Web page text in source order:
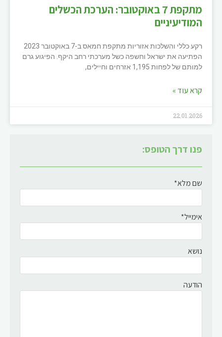
מתקפת 7 באוקטובר: הערכת הכשלים
המודיעיניים
רקע כללי והשלכות אזוריות מתקפת חמאס ב-7 באוקטובר 2023
הפתיעה את ישראל וחשפה כשל מערכתי רחב היקף. הפיגוע גרם
למותם של לפחות 1,195 אזרחים וחיילים,
קרא עוד »
22.01.2026
פנו דרך הטופס:
שם מלא*
אימייל*
נושא
הודעה